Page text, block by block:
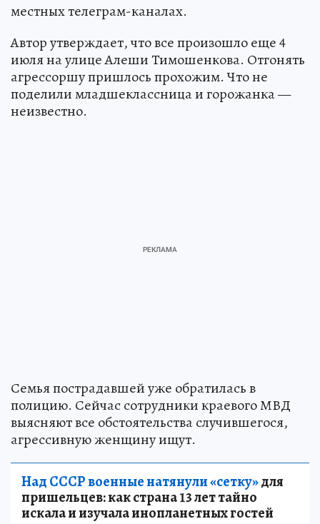
местных телеграм-каналах.
Автор утверждает, что все произошло еще 4
июля на улице Алеши Тимошенкова. Отгонять
агрессоршу пришлось прохожим. Что не
поделили младшеклассница и горожанка —
неизвестно.
Семья пострадавшей уже обратилась в
полицию. Сейчас сотрудники краевого МВД
выясняют все обстоятельства случившегося,
агрессивную женщину ищут.
Над СССР военные натянули «сетку»для
пришельцев: как страна 13 лет тайно
искала и изучала инопланетных гостей